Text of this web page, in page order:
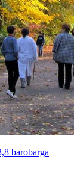
barobarga